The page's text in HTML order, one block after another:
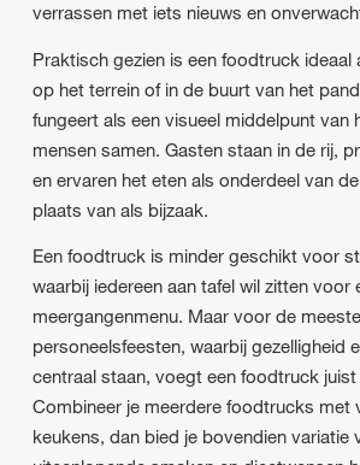
verrassen met iets nieuws en
Praktisch gezien is een foodtruck ideaal
op het terrein of in de buurt van het
fungeert als een visueel middelpunt van
mensen samen. Gasten staan in de rij,
en ervaren het eten als onderdeel van
plaats van als bijzaak.
Een foodtruck is minder geschikt voor
waarbij iedereen aan tafel wil zitten voor
meergangenmenu. Maar voor de meeste
personeelsfeesten, waarbij gezelligheid
centraal staan, voegt een foodtruck
Combineer je meerdere foodtrucks met
keukens, dan bied je bovendien variatie